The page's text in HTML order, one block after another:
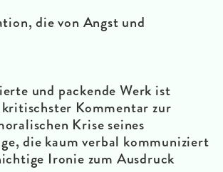
die von Angst und
und packende Werk ist
Kommentar zur
Krise seines
die kaum verbal kommuniziert
Ironie zum Ausdruck